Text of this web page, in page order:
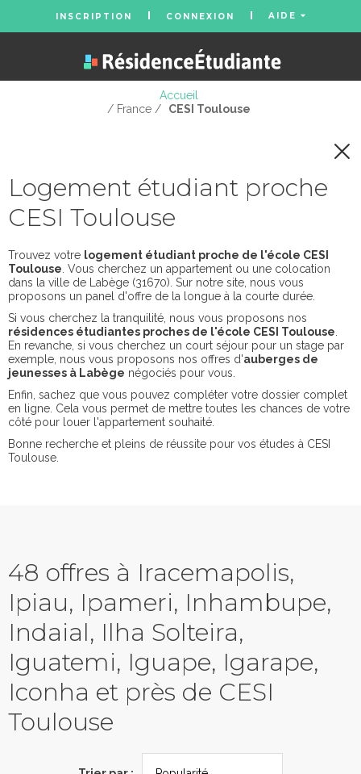
INSCRIPTION CONNEXION AIDE
Accueil
/ France /
CESI Toulouse
Logement étudiant proche
CESI Toulouse
Trouvez votre logement étudiant proche de l'école CESI
Toulouse . Vous cherchez un appartement ou une colocation
dans la ville de Labège (31670). Sur notre site, nous vous
proposons un panel d'offre de la longue à la courte durée.
Si vous cherchez la tranquilité, nous vous proposons nos
résidences étudiantes proches de l'école CESI Toulouse
En revanche, si vous cherchez un court séjour pour un stage par
exemple, nous vous proposons nos offres d'auberges de
jeunesses à Labège négociés pour vous.
Enfin, sachez que vous pouvez compléter votre dossier complet
en ligne. Cela vous permet de mettre toutes les chances de votre
côté pour louer l'appartement souhaité.
Bonne recherche et pleins de réussite pour vos études à CESI
Toulouse.
48 offres à Iracemapolis,
Ipiau, Ipameri, Inhambupe,
Indaial, Ilha Solteira,
Iguatemi, Iguape, Igarape,
Iconha et près de CESI
Toulouse